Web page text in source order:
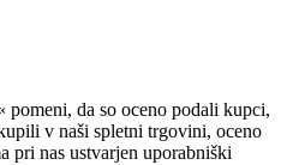
pomeni, da so oceno podali kupci,
v naši spletni trgovini, oceno
pri nas ustvarjen uporabniški